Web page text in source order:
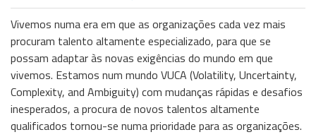
Vivemos numa era em que as organizações cada vez mais
procuram talento altamente especializado, para que se
possam adaptar às novas exigências do mundo em que
vivemos. Estamos num mundo VUCA (Volatility, Uncertainty,
Complexity, and Ambiguity) com mudanças rápidas e desafios
inesperados, a procura de novos talentos altamente
qualificados tornou-se numa prioridade para as organizações.